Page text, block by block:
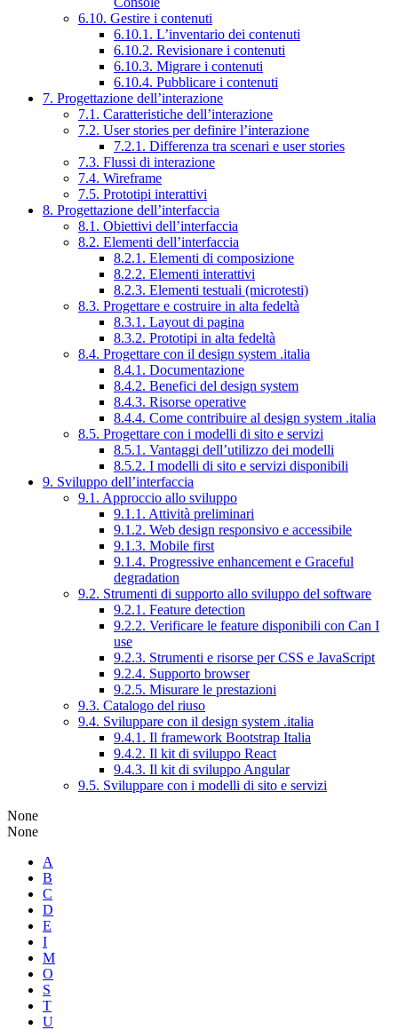
6.10. Gestire i contenuti
6.10.1. L’inventario dei contenuti
6.10.2. Revisionare i contenuti
6.10.3. Migrare i contenuti
6.10.4. Pubblicare i contenuti
7. Progettazione dell’interazione
7.1. Caratteristiche dell’interazione
7.2. User stories per definire l’interazione
7.2.1. Differenza tra scenari e user stories
7.3. Flussi di interazione
7.4. Wireframe
7.5. Prototipi interattivi
8. Progettazione dell’interfaccia
8.1. Obiettivi dell’interfaccia
8.2. Elementi dell’interfaccia
8.2.1. Elementi di composizione
8.2.2. Elementi interattivi
8.2.3. Elementi testuali (microtesti)
8.3. Progettare e costruire in alta fedeltà
8.3.1. Layout di pagina
8.3.2. Prototipi in alta fedeltà
8.4. Progettare con il design system .italia
8.4.1. Documentazione
8.4.2. Benefici del design system
8.4.3. Risorse operative
8.4.4. Come contribuire al design system .italia
8.5. Progettare con i modelli di sito e servizi
8.5.1. Vantaggi dell’utilizzo dei modelli
8.5.2. I modelli di sito e servizi disponibili
9. Sviluppo dell’interfaccia
9.1. Approccio allo sviluppo
9.1.1. Attività preliminari
9.1.2. Web design responsivo e accessibile
9.1.3. Mobile first
9.1.4. Progressive enhancement e Graceful
degradation
9.2. Strumenti di supporto allo sviluppo del software
9.2.1. Feature detection
9.2.2. Verificare le feature disponibili con Can I
use
9.2.3. Strumenti e risorse per CSS e JavaScript
9.2.4. Supporto browser
9.2.5. Misurare le prestazioni
9.3. Catalogo del riuso
9.4. Sviluppare con il design system .italia
9.4.1. Il framework Bootstrap Italia
9.4.2. Il kit di sviluppo React
9.4.3. Il kit di sviluppo Angular
9.5. Sviluppare con i modelli di sito e servizi
None
None
A
B
C
D
E
I
M
O
S
T
U